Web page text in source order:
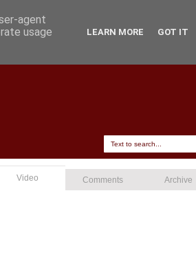
Video Comments Archive
agent
usage
LEARN MORE GOT IT